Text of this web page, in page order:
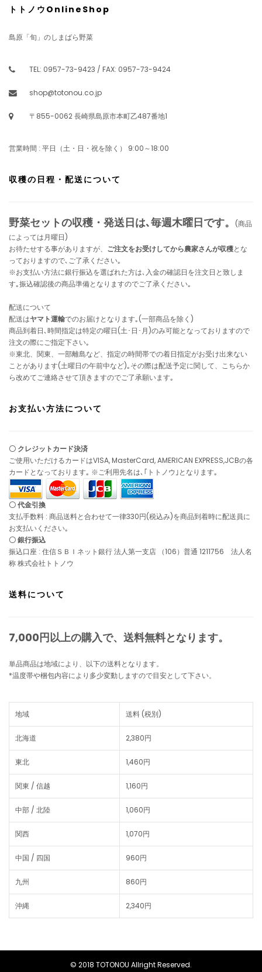
トトノウOnlineShop
島原「旬」のしまばら野菜
TEL: 0957-73-9423 / FAX: 0957-73-9424
shop@totonou.co.jp
〒855-0062 長崎県島原市本町乙487番地1
営業時間 : 平日（土・日・祝を除く） 9:00～18:00
収穫の日程・配送について
野菜セットの収穫・発送日は､毎週木曜日です。
(商品
によっては月曜日)
お待たせする事がありますが、 ご注文をお受けしてから農家さんが収穫とな
っておりますので､ご了承ください｡
※お支払い方法に銀行振込を選ばれた方は､入金の確認日を注文日と致しま
す｡振込確認後の商品準備となりますのでご了承ください｡
配送について
配送はヤマト運輸でのお届けとなります｡(一部商品を除く)
商品到着日､時間指定は特定の曜日(土･日･月)のみ可能となっておりますので
注文の際にご指定下さい｡
※東北、関東、一部離島など、指定の時間帯での着日指定がお受け出来ない
ことがあります(土曜日の午前中など)｡その際は配送予定に関して、こちらか
ら改めてご連絡させて頂きますのでご了承願います｡
お支払い方法について
〇 クレジットカード決済
ご使用いただけるカードはVISA, MasterCard, AMERICAN EXPRESS,JCBの各
カードとなっております｡ ※ご利用先名は､｢トトノウ｣となります｡
〇 代金引換
支払手数料 : 商品送料と合わせて一律330円(税込み)を商品到着時に配送員に
お支払いください｡
〇 銀行振込
振込口座 : 住信ＳＢＩネット銀行 法人第一支店 （106）普通 1211756 法人名
称 株式会社トトノウ
送料について
7,000円以上の購入で、 送料無料となります。
単品商品は地域により、以下の送料となります。
*温度帯や梱包内容により多少変動しますので目安として下さい。
地域 送料 (税別)
北海道 2,380円
東北 1,460円
関東 / 信越 1,160円
中部 / 北陸 1,060円
関西 1,070円
中国 / 四国 960円
九州 860円
沖縄 2,340円
© 2018 TOTONOU Allright Reserved.